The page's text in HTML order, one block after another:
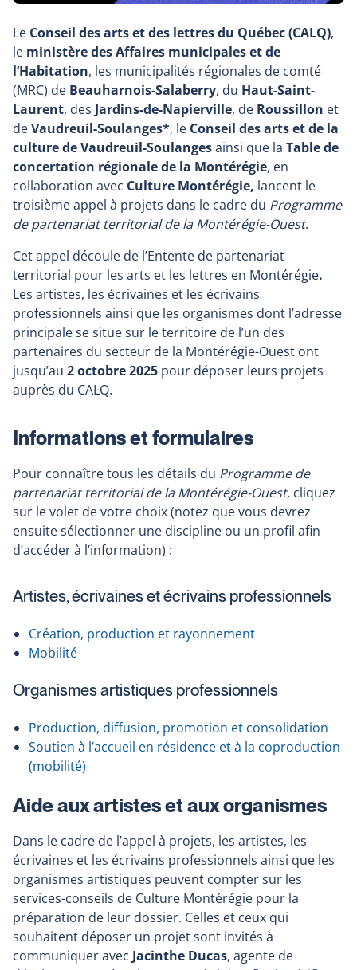
Le Conseil des arts et des lettres du Québec (CALQ),
le ministère des Affaires municipales et de
l’Habitation, les municipalités régionales de comté
(MRC) de Beauharnois-Salaberry, du Haut-Saint-
Laurent, des Jardins-de-Napierville, de Roussillon et
deVaudreuil-Soulanges*, le Conseil des arts et de la
culture de Vaudreuil-Soulangesainsi que la Table de
concertation régionale de la Montérégie, en
collaboration avec Culture Montérégie, lancent le
troisième appel à projets dans le cadre du Programme
de partenariat territorial de la Montérégie-Ouest.
Cet appel découle de l’Entente de partenariat
territorial pour les arts et les lettres en Montérégie.
Les artistes, les écrivaines et les écrivains
professionnels ainsi que les organismes dont l’adresse
principale se situe sur le territoire de l’un des
partenaires du secteur de la Montérégie-Ouest ont
jusqu’au 2 octobre 2025 pour déposer leurs projets
auprès du CALQ.
Informations et formulaires
Pour connaître tous les détails du Programme de
partenariat territorial de la Montérégie-Ouest, cliquez
sur le volet de votre choix (notez que vous devrez
ensuite sélectionner une discipline ou un profil afin
d’accéder à l’information) :
Artistes, écrivaines et écrivains professionnels
Création, production et rayonnement
Mobilité
Organismes artistiques professionnels
Production, diffusion, promotion et consolidation
Soutien à l’accueil en résidence et à la coproduction
(mobilité)
Aide aux artistes et aux organismes
Dans le cadre de l’appel à projets, les artistes, les
écrivaines et les écrivains professionnels ainsi que les
organismes artistiques peuvent compter sur les
services-conseils de Culture Montérégie pour la
préparation de leur dossier. Celles et ceux qui
souhaitent déposer un projet sont invités à
communiquer avec Jacinthe Ducas, agente de